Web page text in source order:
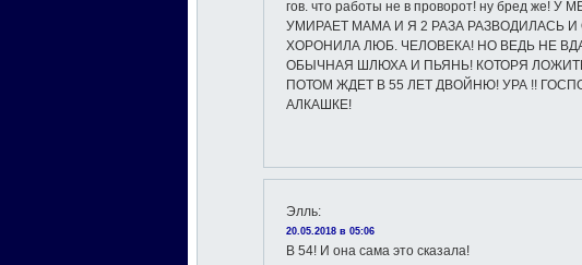
гов. что работы не в проворот! ну бред же!
УМИРАЕТ МАМА И Я 2 РАЗА РАЗВОДИЛАСЬ И
ХОРОНИЛА ЛЮБ. ЧЕЛОВЕКА! НО ВЕДЬ НЕ
ОБЫЧНАЯ ШЛЮХА И ПЬЯНЬ! КОТОРЯ
ПОТОМ ЖДЕТ В 55 ЛЕТ ДВОЙНЮ! УРА !!
АЛКАШКЕ!
Элль:
20.05.2018 в 05:06
В 54! И она сама это сказала!